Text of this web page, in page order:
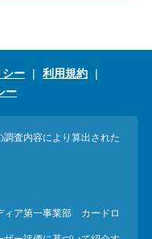
シー
利用規約
ー
査内容により算出された
ィア第一事業部 カードロ